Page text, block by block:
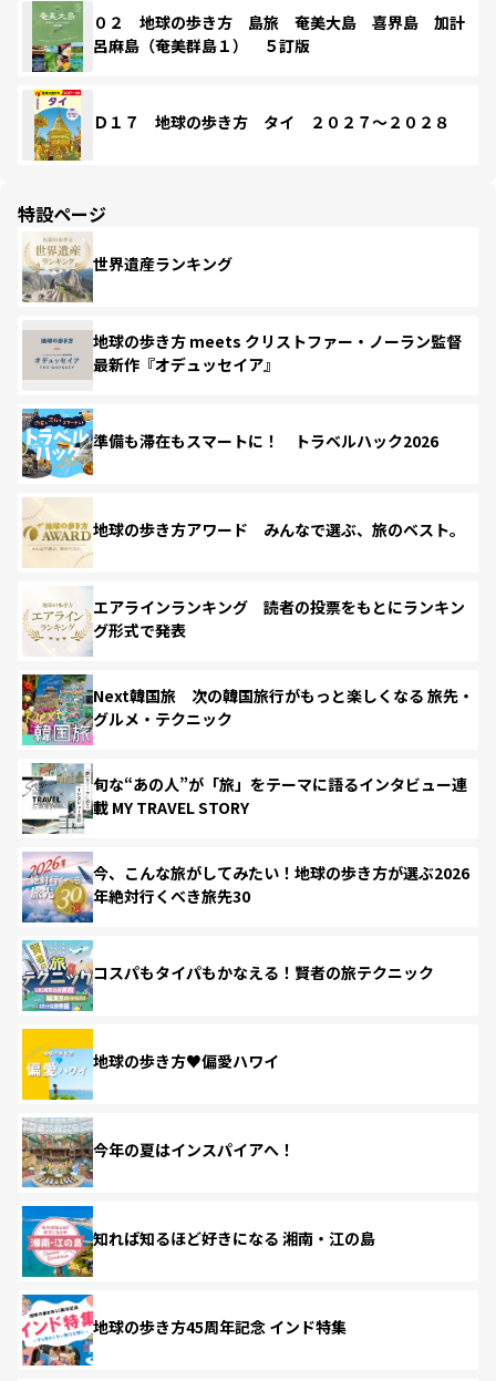
０２ 地球の歩き方 島旅 奄美大島 喜界島 加計
呂麻島（奄美群島１） ５訂版
Ｄ１７ 地球の歩き方 タイ ２０２７～２０２８
特設ページ
世界遺産ランキング
地球の歩き方 meets クリストファー・ノーラン監督
最新作『オデュッセイア』
準備も滞在もスマートに！ トラベルハック2026
地球の歩き方アワード みんなで選ぶ、旅のベスト。
エアラインランキング 読者の投票をもとにランキン
グ形式で発表
Next韓国旅 次の韓国旅行がもっと楽しくなる 旅先・
グルメ・テクニック
旬な“あの人”が「旅」をテーマに語るインタビュー連
載 MY TRAVEL STORY
今、こんな旅がしてみたい！地球の歩き方が選ぶ2026
年絶対行くべき旅先30
コスパもタイパもかなえる！賢者の旅テクニック
地球の歩き方♥偏愛ハワイ
今年の夏はインスパイアへ！
知れば知るほど好きになる 湘南・江の島
地球の歩き方45周年記念 インド特集